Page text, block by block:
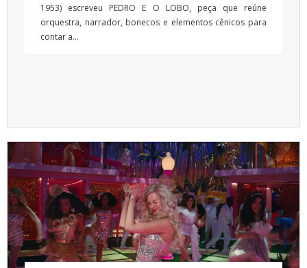
1953) escreveu PEDRO E O LOBO, peça que reúne
orquestra, narrador, bonecos e elementos cênicos para
contar a...